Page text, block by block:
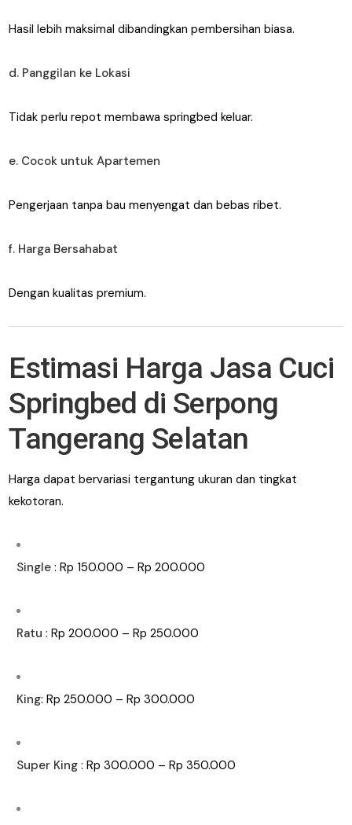
Hasil lebih maksimal dibandingkan pembersihan biasa.
d. Panggilan ke Lokasi
Tidak perlu repot membawa springbed keluar.
e. Cocok untuk Apartemen
Pengerjaan tanpa bau menyengat dan bebas ribet.
f. Harga Bersahabat
Dengan kualitas premium.
Estimasi Harga Jasa Cuci
Springbed di Serpong
Tangerang Selatan
Harga dapat bervariasi tergantung ukuran dan tingkat
kekotoran.
Single : Rp 150.000 – Rp 200.000
Ratu : Rp 200.000 – Rp 250.000
King: Rp 250.000 – Rp 300.000
Super King : Rp 300.000 – Rp 350.000